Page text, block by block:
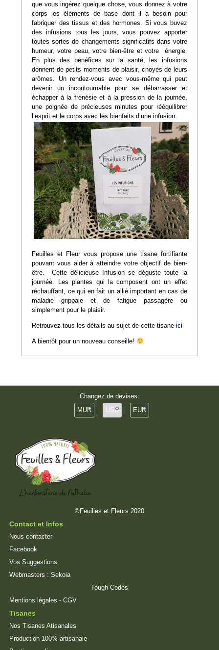
que vous ingérez quelque chose, vous donnez à votre
corps les éléments de base dont il a besoin pour
fabriquer des tissus et des hormones. Si vous buvez
des infusions tous les jours, vous pouvez apporter
toutes sortes de changements significatifs dans votre
humeur, votre peau, votre bien-être et votre énergie.
En plus des bénéfices sur la santé, les infusions
donnent de petits moments de plaisir, choyés de leurs
arômes. Un rendez-vous avec vous-même qui peut
devenir un incontournable pour se débarrasser et
échapper à la frénésie et à la pression de la journée,
une poignée de précieuses minutes pour rééquilibrer
l’esprit et le corps avec les bienfaits d’une infusion.
Feuilles et Fleur vous propose une tisane fortifiante
pouvant vous aider à atteindre votre objectif de bien-
être. Cette délicieuse Infusion se déguste toute la
journée. Les plantes qui la composent ont un effet
réchauffant, ce qui en fait un allié important en cas de
maladie grippale et de fatigue passagère ou
simplement pour le plaisir.
Retrouvez tous les détails au sujet de cette tisaneici
A bientôt pour un nouveau conseille!
Changez de devises:
MUR
USD EUR
©Feuilles et Fleurs 2020
Contact et Infos
Nous contacter
Facebook
Vos Suggestions
Webmasters : Sekoia
Tough Codes
Mentions légales - CGV
Tisanes
Nos Tisanes Atisanales
Production 100% artisanale